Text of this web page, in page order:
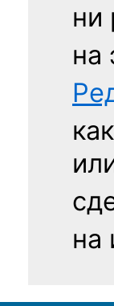
ни
на
на